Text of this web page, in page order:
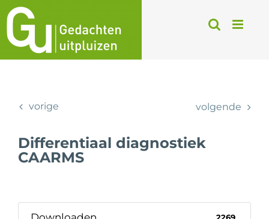
Ga
naar
inhoud
vorige volgende
Differentiaal diagnostiek
CAARMS
2269